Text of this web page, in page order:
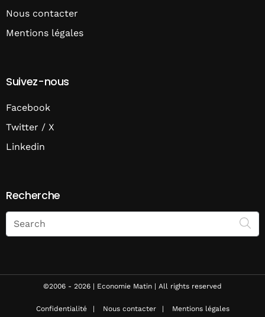
Nous contacter
Mentions légales
Suivez-nous
Facebook
Twitter / X
Linkedin
Recherche
Search
on
Economie
©2006 - 2026 | Economie Matin | All rights reserved
Confidentialité Nous contacter Mentions légales